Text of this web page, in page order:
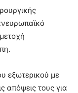
εξωτερικού με
απόψεις τους για